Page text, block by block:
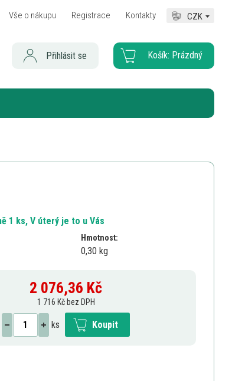
Vše o nákupu Registrace Kontakty CZK
Košík: Prázdný
Přihlásit se
1 ks, V úterý je to u Vás
Hmotnost:
0,30 kg
2 076,36 Kč
1 716 Kč bez DPH
ks Koupit